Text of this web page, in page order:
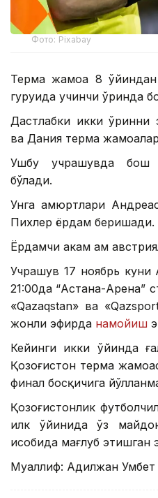
Фото: Pixabay
Терма жамоа 8
гуруҳида учинчи ўринда
Дастлабки икки ўринни
ва Дания терма
Ушбу учрашувда бош
бўлади.
Унга ҳамюртлари
Пихлер ёрдам беришади.
Ёрдамчи ҳакам ҳам
Учрашув 17 ноябрь куни
21:00да “Астана-Арена”
«Qazaqstan» ва
жонли эфирда намойиш
Кейинги икки ўйинда
Қозоғистон терма
финал босқичига
Қозоғистонлик
илк ўйинида ўз
ҳисобида мағлуб этишган
Муаллиф: Адилжан Умбет